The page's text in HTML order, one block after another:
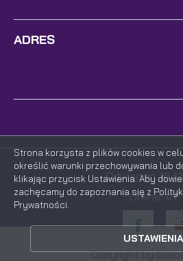
ADRES
Odwiedzin:
Online: 47
Copyright by
Strona korzysta z plików cookies w
określić warunki przechowywania lub
klikając przycisk Ustawienia. Aby
zachęcamy do zapoznania się z
Prywatności.
USTAWIENIA
ZAPISZ